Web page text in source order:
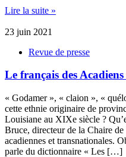
Lire la suite »
23 juin 2021
Revue de presse
Le français des
« Godamer », « claion », «
cette ethnie originaire de
Louisiane au XIXe siècle ?
Bruce, directeur de la Chaire
acadiennes et transnationales.
parle du dictionnaire « Les […]